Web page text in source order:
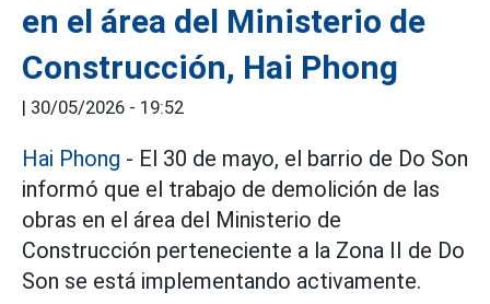
en el área del Ministerio de
Construcción, Hai Phong
| 30/05/2026 - 19:52
Hai Phong - El 30 de mayo, el barrio de Do Son
informó que el trabajo de demolición de las
obras en el área del Ministerio de
Construcción perteneciente a la Zona II de Do
Son se está implementando activamente.